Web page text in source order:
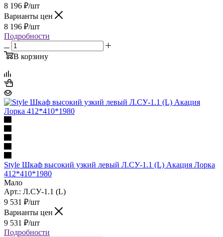
8 196 ₽/шт
Варианты цен
8 196 ₽/шт
Подробности
В корзину
Style Шкаф высокий узкий левый Л.СУ-1.1 (L) Акация Лорка
412*410*1980
Мало
Арт.: Л.СУ-1.1 (L)
9 531 ₽/шт
Варианты цен
9 531 ₽/шт
Подробности